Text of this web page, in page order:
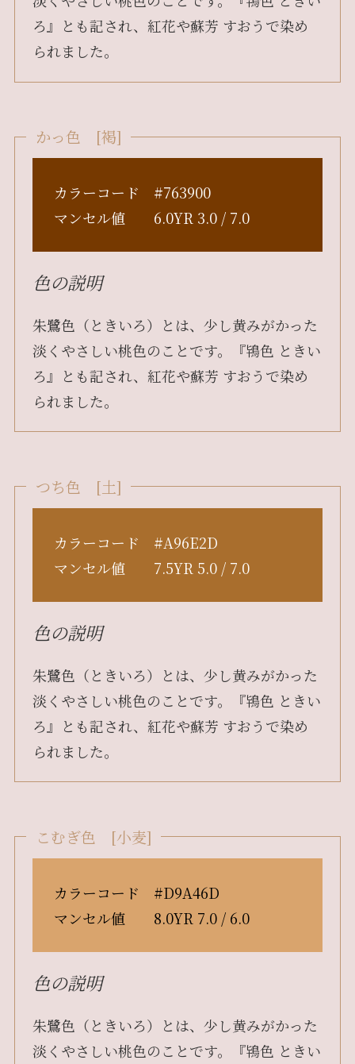
ろ』とも記され、紅花や蘇芳 すおうで染め
られました。
かっ色 [褐]
カラーコード #763900
マンセル値 6.0YR 3.0 / 7.0
色の説明
朱鷺色（ときいろ）とは、少し黄みがかった
淡くやさしい桃色のことです。『鴇色 ときい
ろ』とも記され、紅花や蘇芳 すおうで染め
られました。
つち色 [土]
カラーコード #A96E2D
マンセル値 7.5YR 5.0 / 7.0
色の説明
朱鷺色（ときいろ）とは、少し黄みがかった
淡くやさしい桃色のことです。『鴇色 ときい
ろ』とも記され、紅花や蘇芳 すおうで染め
られました。
こむぎ色 [小麦]
カラーコード #D9A46D
マンセル値 8.0YR 7.0 / 6.0
色の説明
朱鷺色（ときいろ）とは、少し黄みがかった
淡くやさしい桃色のことです。『鴇色 ときい